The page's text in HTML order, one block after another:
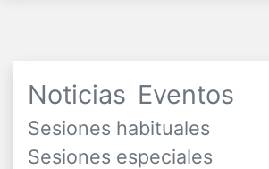
Noticias Eventos
Sesiones habituales
Sesiones especiales